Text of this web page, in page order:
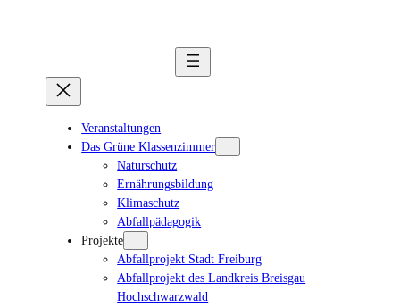
Veranstaltungen
Das Grüne Klassenzimmer
Naturschutz
Ernährungsbildung
Klimaschutz
Abfallpädagogik
Projekte
Abfallprojekt Stadt Freiburg
Abfallprojekt des Landkreis Breisgau
Hochschwarzwald